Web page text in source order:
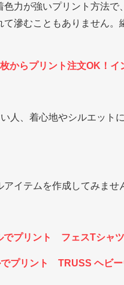
力が強いプリント方法で
滲むこともありません。
からプリント注文OK！イ
人、着心地やシルエット
イテムを作成してみませ
でプリント フェスTシャ
プリント TRUSS ヘビ